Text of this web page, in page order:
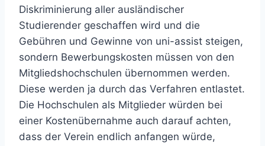
Diskriminierung aller ausländischer
Studierender geschaffen wird und die
Gebühren und Gewinne von uni-assist steigen,
sondern Bewerbungskosten müssen von den
Mitgliedshochschulen übernommen werden.
Diese werden ja durch das Verfahren entlastet.
Die Hochschulen als Mitglieder würden bei
einer Kostenübernahme auch darauf achten,
dass der Verein endlich anfangen würde,